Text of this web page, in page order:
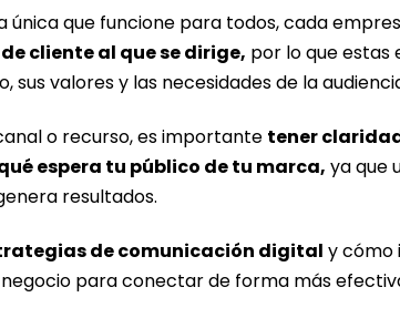
única que funcione para todos, cada
cliente al que se dirige, por lo que estas
sus valores y las necesidades de la
o recurso, es importante tener
espera tu público de tu marca, ya que
resultados.
de comunicación digital y cómo
para conectar de forma más